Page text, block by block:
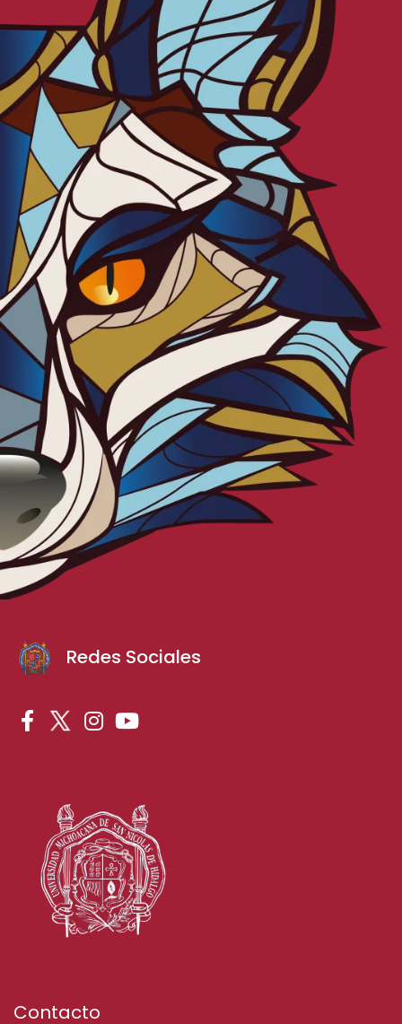
Redes Sociales
Contacto